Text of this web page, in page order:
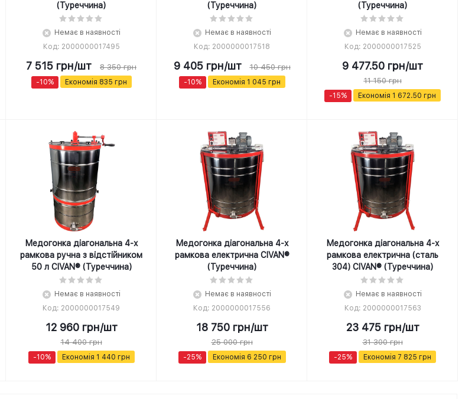
(Туреччина)
Немає в наявності
Код: 2000000017495
7 515 грн/шт 8 350грн
-10% Економія 835 грн
(Туреччина)
Немає в наявності
Код: 2000000017518
9 405грн/шт 10 450грн
-10% Економія 1 045 грн
(Туреччина)
Немає в наявності
Код: 2000000017525
9 477.50 грн/шт
11 150грн
-15% Економія 1 672.50 грн
Медогонка діагональна 4-х
рамкова ручна з відстійником
50 л CIVAN® (Туреччина)
Немає в наявності
Код: 2000000017549
12 960грн/шт
14 400грн
-10% Економія 1 440 грн
Медогонка діагональна 4-х
рамкова електрична CIVAN®
(Туреччина)
Немає в наявності
Код: 2000000017556
18 750грн/шт
25 000грн
-25% Економія 6 250 грн
Медогонка діагональна 4-х
рамкова електрична (сталь
304) CIVAN® (Туреччина)
Немає в наявності
Код: 2000000017563
23 475грн/шт
31 300грн
-25% Економія 7 825 грн